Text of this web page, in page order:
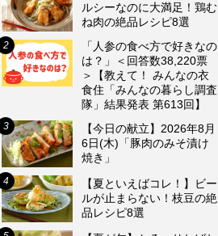
ルシーなのに大満足！鶏む
ね肉の絶品レシピ8選
「人参の食べ方で好きなの
は？」＜回答数38,220票
＞【教えて！ みんなの衣
食住「みんなの暮らし調査
隊」結果発表 第613回】
【今日の献立】2026年8月
6日(木)「豚肉のみそ漬け
焼き」
【夏といえばコレ！】ビー
ルが止まらない！枝豆の絶
品レシピ8選